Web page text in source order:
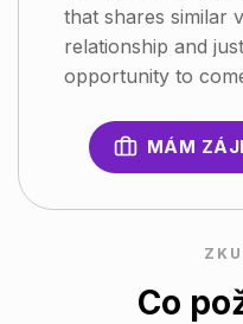
that shares similar
relationship and
opportunity to
MÁM
Co